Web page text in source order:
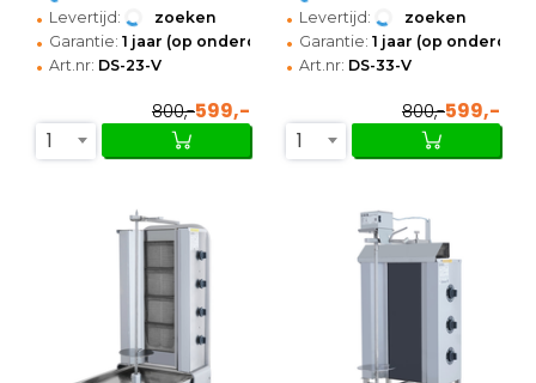
• Levertijd: zoeken
• Garantie: 1 jaar (op onderdelen)
• Art.nr: DS-23-V
800,-599,-
1
• Levertijd: zoeken
• Garantie: 1 jaar (op
• Art.nr: DS-33-V
800,-599,-
1